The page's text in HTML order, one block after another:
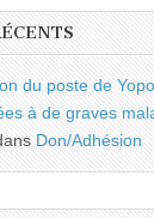
du poste de
à de graves
Don/Adhésion